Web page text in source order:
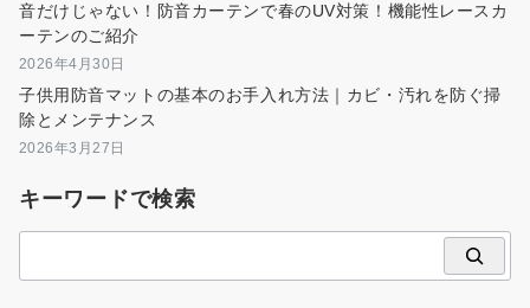
音だけじゃない！防音カーテンで春のUV対策！機能性レースカ
ーテンのご紹介
2026年4月30日
子供用防音マットの基本のお手入れ方法｜カビ・汚れを防ぐ掃
除とメンテナンス
2026年3月27日
キーワードで検索